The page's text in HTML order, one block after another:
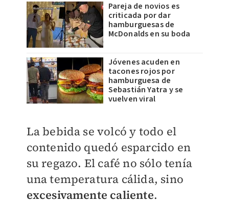
Pareja de novios es
criticada por dar
hamburguesas de
McDonalds en su boda
Jóvenes acuden en
tacones rojos por
hamburguesa de
Sebastián Yatra y se
vuelven viral
La bebida se volcó y todo el
contenido quedó esparcido en
su regazo. El café no sólo tenía
una temperatura cálida, sino
excesivamente caliente.